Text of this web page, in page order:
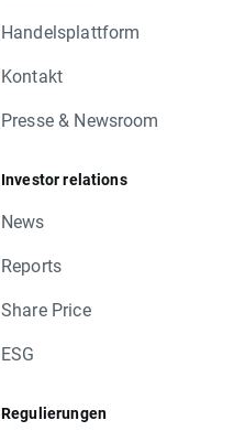
Handelsplattform
Kontakt
Presse & Newsroom
Investor relations
News
Reports
Share Price
ESG
Regulierungen